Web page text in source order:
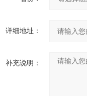
详细地址：
补充说明：